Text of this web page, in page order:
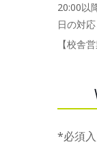
20:00以
日の対応
【校舎
*必須